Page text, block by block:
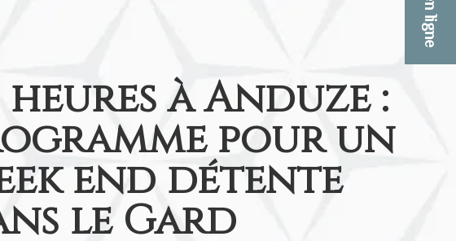
heures à Anduze :
pour un
end détente
le Gard